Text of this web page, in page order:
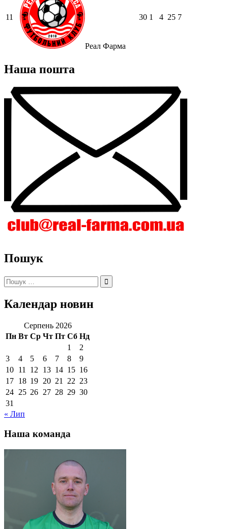
11
Реал Фарма
30 1 4 25 7
Наша пошта
Пошук
Пошук:
Календар новин
Серпень 2026
Пн Вт Ср Чт Пт Сб Нд
1
2
3
4 5 6 7 8
9
10 11 12 13 14 15 16
17 18 19 20 21 22 23
24 25 26 27 28 29 30
31
« Лип
Наша команда